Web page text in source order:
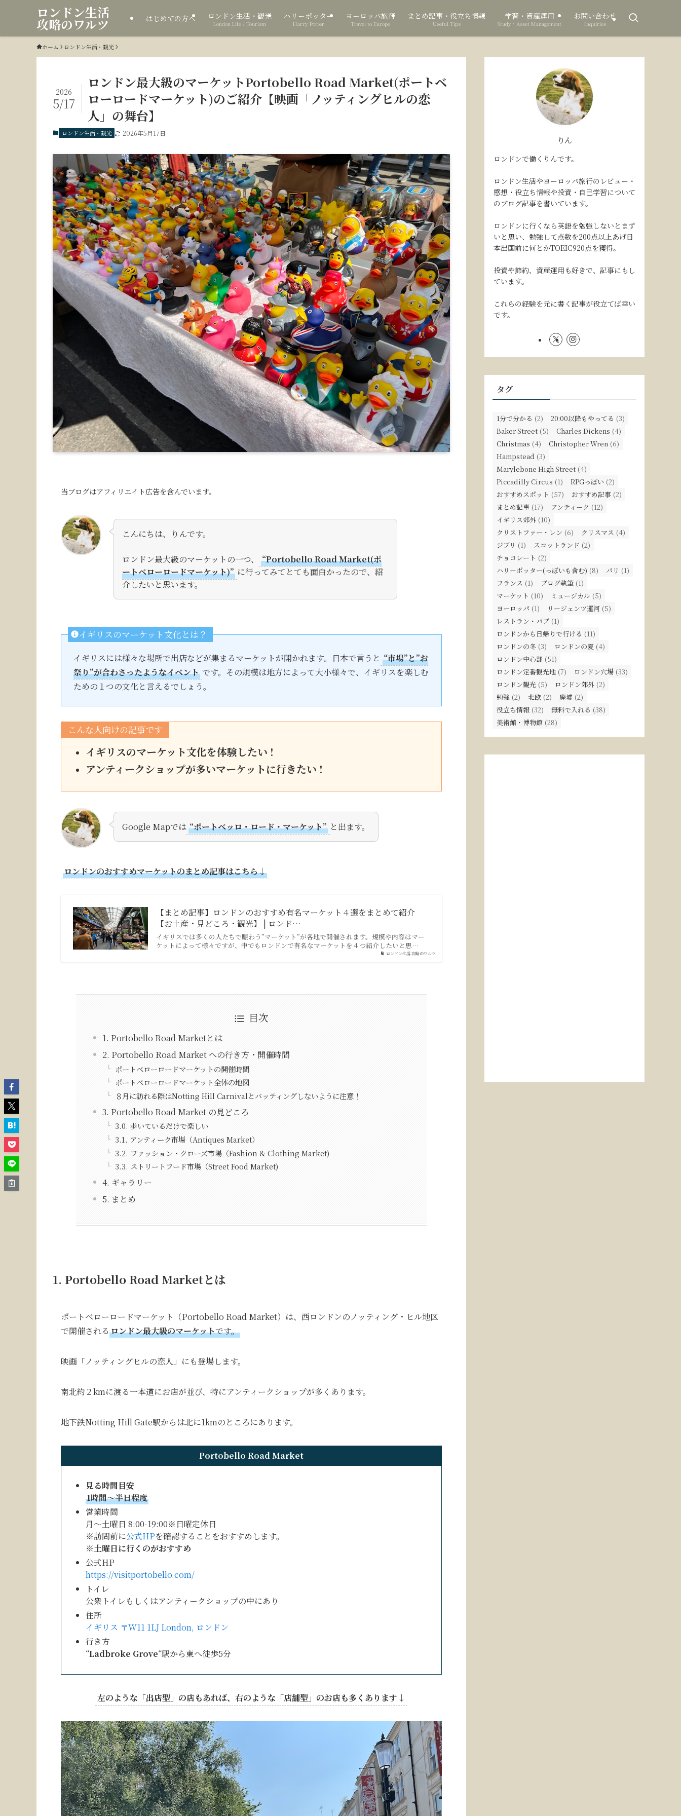
ロンドン生活
攻略のワルツ はじめての方へ ロンドン生活・観光
London Life / Tourism
ハリーポッター
Harry Potter
ヨーロッパ旅行
Travel to Europe
まとめ記事・役立ち情報
Useful Tips
学習・資産運用
Study・Asset Management
お問い合わせ
Inquiries
ホーム ロンドン生活・観光
ロンドン最大級のマーケットPortobello Road Market(ポートベ
ローロードマーケット)のご紹介【映画「ノッティングヒルの恋
人」の舞台】
2026
5/17
ロンドン生活・観光 2026年5月17日
当ブログはアフィリエイト広告を含んでいます。
こんにちは、りんです。
ロンドン最大級のマーケットの一つ、
“Portobello Road Market(ポ
ートベローロードマーケット)” に行ってみてとても面白かったので、紹
介したいと思います。
イギリスのマーケット文化とは？
イギリスには様々な場所で出店などが集まるマーケットが開かれます。日本で言うと “市場”と”お
祭り”が合わさったようなイベント です。その規模は地方によって大小様々で、イギリスを楽しむ
ための１つの文化と言えるでしょう。
こんな人向けの記事です
イギリスのマーケット文化を体験したい !
アンティークショップが多いマーケットに行きたい !
Google Mapでは “ポートベッロ・ロード・マーケット” と出ます。
ロンドンのおすすめマーケットのまとめ記事はこちら↓
ロンドン生活 攻略のワルツ
【まとめ記事】ロンドンのおすすめ有名マーケット４選をまとめて紹介
【お土産・見どころ・観光】 | ロンド…
イギリスでは多くの人たちで賑わう”マーケット”が各地で開催されます。規模や内容はマー
ケットによって様々ですが、中でもロンドンで有名なマーケットを４つ紹介したいと思…
目次
1. Portobello Road Marketとは
2. Portobello Road Market への行き方・開催時間
ポートベローロードマーケットの開催時間
ポートベローロードマーケット全体の地図
８月に訪れる際はNotting Hill Carnivalとバッティングしないように注意！
3. Portobello Road Market の見どころ
3.0. 歩いているだけで楽しい
3.1. アンティーク市場（Antiques Market）
3.2. ファッション・クローズ市場（Fashion & Clothing Market)
3.3. ストリートフード市場（Street Food Market)
4. ギャラリー
5. まとめ
1. Portobello Road Marketとは
ポートベローロードマーケット（Portobello Road Market）は、西ロンドンのノッティング・ヒル地区
で開催される ロンドン最大級のマーケットです。
映画「ノッティングヒルの恋人」にも登場します。
南北約２kmに渡る一本道にお店が並び、特にアンティークショップが多くあります。
地下鉄Notting Hill Gate駅からは北に1kmのところにあります。
Portobello Road Market
見る時間目安
1時間〜半日程度
営業時間
月〜土曜日 8:00-19:00※日曜定休日
※訪問前に公式HPを確認することをおすすめします。
※土曜日に行くのがおすすめ
公式HP
https://visitportobello.com/
トイレ
公衆トイレもしくはアンティークショップの中にあり
住所
イギリス 〒W11 1LJ London, ロンドン
行き方
“Ladbroke Grove“駅から東へ徒歩5分
左のような「出店型」の店もあれば、右のような「店舗型」のお店も多くあります↓
りん
ロンドンで働くりんです。
ロンドン生活やヨーロッパ旅行のレビュー・
感想・役立ち情報や投資・自己学習について
のブログ記事を書いています。
ロンドンに行くなら英語を勉強しないとまず
いと思い、勉強して点数を200点以上あげ日
本出国前に何とかTOEIC920点を獲得。
投資や節約、資産運用も好きで、記事にもし
ています。
これらの経験を元に書く記事が役立てば幸い
です。
タグ
1分で分かる (2) 20:00以降もやってる (3)
Baker Street (5) Charles Dickens (4)
Christmas (4) Christopher Wren (6)
Hampstead (3)
Marylebone High Street (4)
Piccadilly Circus (1) RPGっぽい (2)
おすすめスポット (57) おすすめ記事 (2)
まとめ記事 (17) アンティーク (12)
イギリス郊外 (10)
クリストファー・レン (6) クリスマス (4)
ジブリ (1) スコットランド (2)
チョコレート (2)
ハリーポッター(っぽいも含む) (8) パリ (1)
フランス (1) ブログ執筆 (1)
マーケット (10) ミュージカル (5)
ヨーロッパ (1) リージェンツ運河 (5)
レストラン・パブ (1)
ロンドンから日帰りで行ける (11)
ロンドンの冬 (3) ロンドンの夏 (4)
ロンドン中心部 (51)
ロンドン定番観光地 (7) ロンドン穴場 (33)
ロンドン観光 (5) ロンドン郊外 (2)
勉強 (2) 北欧 (2) 廃墟 (2)
役立ち情報 (32) 無料で入れる (38)
美術館・博物館 (28)